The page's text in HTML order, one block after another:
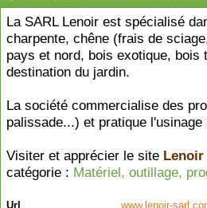
La SARL Lenoir est spécialisé
charpente, chêne (frais de
pays et nord, bois exotique,
destination du jardin.
La société commercialise des
palissade...) et pratique
Visiter et apprécier le site Lenoir
catégorie : Matériel, outillage,
Url
www.lenoir-